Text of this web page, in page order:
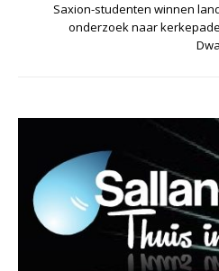
Saxion-studenten winnen
onderzoek naar